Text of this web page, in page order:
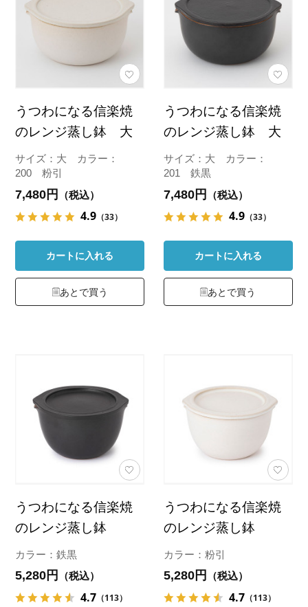
うつわになる信楽焼
のレンジ蒸し鉢 大
サイズ：大 カラー：
200 粉引
7,480円 （税込）
4.9 （33）
カートに入れる
あとで買う
うつわになる信楽焼
のレンジ蒸し鉢 大
サイズ：大 カラー：
201 鉄黒
7,480円 （税込）
4.9 （33）
カートに入れる
あとで買う
うつわになる信楽焼
のレンジ蒸し鉢
カラー：鉄黒
5,280円 （税込）
4.7 （113）
うつわになる信楽焼
のレンジ蒸し鉢
カラー：粉引
5,280円 （税込）
4.7 （113）